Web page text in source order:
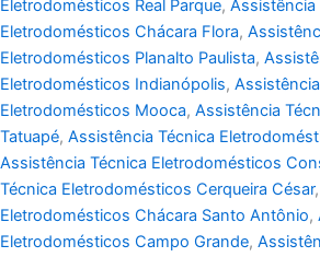
Eletrodomésticos Real Parque, Assistência
Eletrodomésticos Chácara Flora,
Eletrodomésticos Planalto Paulista,
Eletrodomésticos Indianópolis,
Eletrodomésticos Mooca, Assistência
Tatuapé, Assistência Técnica
Assistência Técnica Eletrodomésticos
Técnica Eletrodomésticos Cerqueira César,
Eletrodomésticos Chácara Santo Antônio,
Eletrodomésticos Campo Grande,